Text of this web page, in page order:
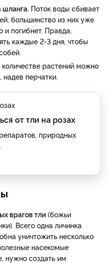
шланга. Поток воды сбивает
большинство из них уже
и погибнет. Правда,
каждые 2-3 дня, чтобы
растений можно
надев перчатки.
от тли на розах
природных
врагов тли (божьи
Всего одна личинка
уничтожить несколько
насекомые
нужно создать им